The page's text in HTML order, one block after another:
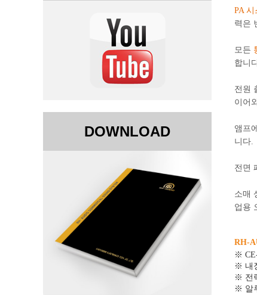
DOWNLOAD
PA 시
력은
모든
합니
전원
이어
앰프
니다.
전면
소매
업용
RH-
※
※ 내
※ 전
※ 알